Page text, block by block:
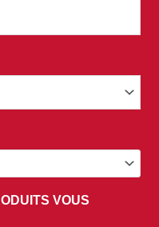
VOUS